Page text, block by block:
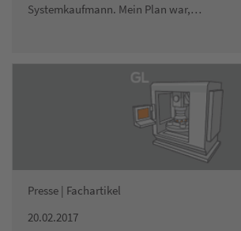
Systemkaufmann. Mein Plan war,…
Presse | Fachartikel
20.02.2017